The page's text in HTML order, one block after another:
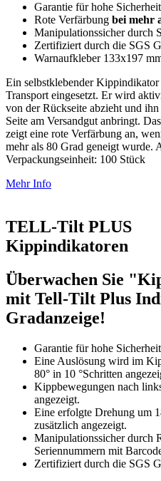
Garantie für hohe
Rote Verfärbung bei mehr
Manipulationssicher durch
Zertifiziert durch die SGS
Warnaufkleber 133x197
Ein selbstklebender
Transport eingesetzt. Er wird
von der Rückseite abzieht und
Seite am Versandgut anbringt.
zeigt eine rote Verfärbung an,
mehr als 80 Grad geneigt wurde.
Verpackungseinheit: 100 Stück
Mehr Info
TELL-Tilt PLUS
Kipp­indikatoren
Überwachen Sie
mit Tell-Tilt Plus
Gradanzeige!
Garantie für hohe
Eine Auslösung wird im
80° in 10 °Schritten
Kippbewegungen nach
angezeigt.
Eine erfolgte Drehung um
zusätzlich angezeigt.
Manipulationssicher durch
Seriennummern mit
Zertifiziert durch die SGS